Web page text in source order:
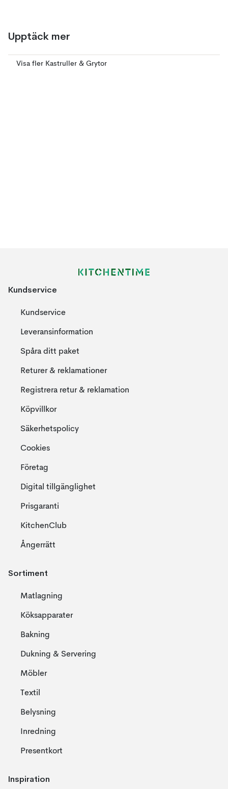
Upptäck mer
Visa fler Kastruller & Grytor
Kundservice
Kundservice
Leveransinformation
Spåra ditt paket
Returer & reklamationer
Registrera retur & reklamation
Köpvillkor
Säkerhetspolicy
Cookies
Företag
Digital tillgänglighet
Prisgaranti
KitchenClub
Ångerrätt
Sortiment
Matlagning
Köksapparater
Bakning
Dukning & Servering
Möbler
Textil
Belysning
Inredning
Presentkort
Inspiration